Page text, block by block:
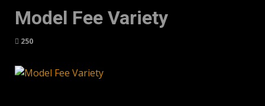
Model Fee Variety
250